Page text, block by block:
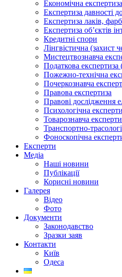
Економічна експертиза
Експертиза давності
Експертиза лаків,
Експертиза об’єктів
Кредитні спори
Лінгвістична (захист
Мистецтвознавча
Податкова
Пожежно-технічна
Почеркознавча
Правова експертиза
Правові дослідження
Психологічна
Товарознавча
Транспортно-
Фоноскопічна
Експерти
Медіа
Наші новини
Публікації
Корисні новини
Галерея
Відео
Фото
Документи
Законодавство
Зразки заяв
Контакти
Київ
Одеса